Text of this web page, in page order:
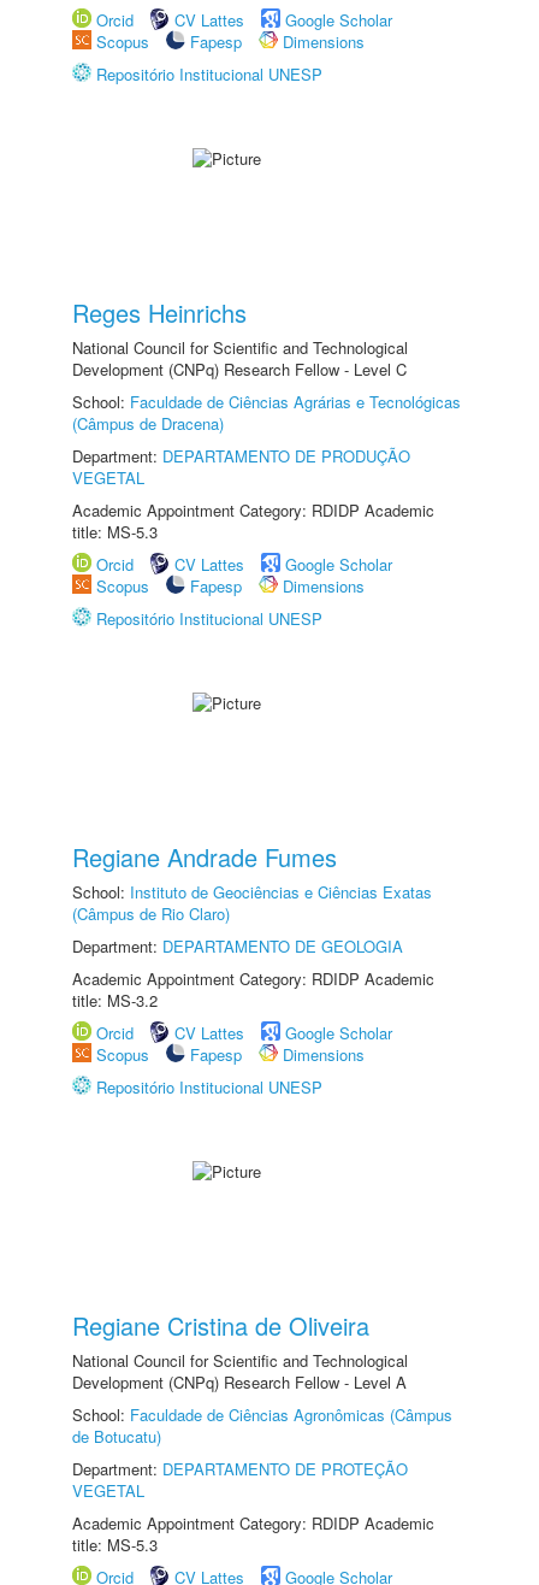
Orcid
CV Lattes
Google Scholar
Scopus
Fapesp
Dimensions
Repositório Institucional UNESP
Reges Heinrichs
National Council for Scientific and Technological
Development (CNPq) Research Fellow - Level C
School: Faculdade de Ciências Agrárias e Tecnológicas
(Câmpus de Dracena)
Department: DEPARTAMENTO DE PRODUÇÃO
VEGETAL
Academic Appointment Category: RDIDP Academic
title: MS-5.3
Orcid
CV Lattes
Google Scholar
Scopus
Fapesp
Dimensions
Repositório Institucional UNESP
Regiane Andrade Fumes
School: Instituto de Geociências e Ciências Exatas
(Câmpus de Rio Claro)
Department: DEPARTAMENTO DE GEOLOGIA
Academic Appointment Category: RDIDP Academic
title: MS-3.2
Orcid
CV Lattes
Google Scholar
Scopus
Fapesp
Dimensions
Repositório Institucional UNESP
Regiane Cristina de Oliveira
National Council for Scientific and Technological
Development (CNPq) Research Fellow - Level A
School: Faculdade de Ciências Agronômicas (Câmpus
de Botucatu)
Department: DEPARTAMENTO DE PROTEÇÃO
VEGETAL
Academic Appointment Category: RDIDP Academic
title: MS-5.3
Orcid
CV Lattes Google Scholar